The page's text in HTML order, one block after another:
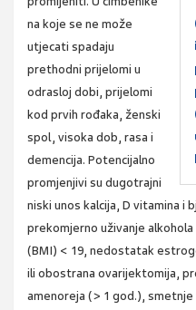
na koje se ne može
utjecati spadaju
prethodni prijelomi u
odrasloj dobi, prijelomi
kod prvih rođaka, ženski
spol, visoka dob, rasa i
demencija. Potencijalno
promjenjivi su dugotrajni
niski unos kalcija, D vitamina i
prekomjerno uživanje
(BMI) < 19, nedostatak
ili obostrana ovarijektomija,
amenoreja (> 1 god.),